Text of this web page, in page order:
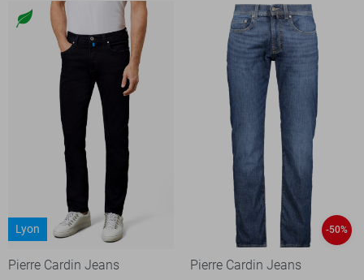
Lyon
Pierre Cardin Jeans
-50%
Pierre Cardin Jeans